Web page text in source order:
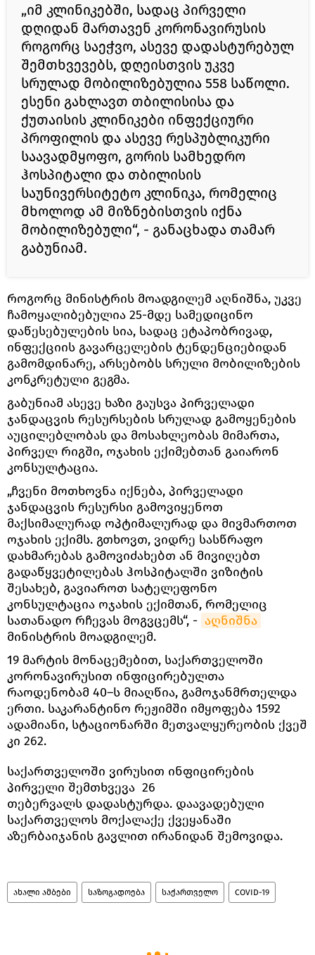
„იმ კლინიკებში, სადაც პირველი
დღიდან მართავენ კორონავირუსის
როგორც საეჭვო, ასევე დადასტურებულ
შემთხვევებს, დღეისთვის უკვე
სრულად მობილიზებულია 558 საწოლი.
ესენი გახლავთ თბილისისა და
ქუთაისის კლინიკები ინფექციური
პროფილის და ასევე რესპუბლიკური
საავადმყოფო, გორის სამხედრო
ჰოსპიტალი და თბილისის
საუნივერსიტეტო კლინიკა, რომელიც
მხოლოდ ამ მიზნებისთვის იქნა
მობილიზებული“, - განაცხადა თამარ
გაბუნიამ.
როგორც მინისტრის მოადგილემ აღნიშნა, უკვე
ჩამოყალიბებულია 25-მდე სამედიცინო
დაწესებულების სია, სადაც ეტაპობრივად,
ინფექციის გავარცელების ტენდენციებიდან
გამომდინარე, არსებობს სრული მობილიზების
კონკრეტული გეგმა.
გაბუნიამ ასევე ხაზი გაუსვა პირველადი
ჯანდაცვის რესურსების სრულად გამოყენების
აუცილებლობას და მოსახლეობას მიმართა,
პირველ რიგში, ოჯახის ექიმებთან გაიარონ
კონსულტაცია.
„ჩვენი მოთხოვნა იქნება, პირველადი
ჯანდაცვის რესურსი გამოვიყენოთ
მაქსიმალურად ოპტიმალურად და მივმართოთ
ოჯახის ექიმს. გთხოვთ, ვიდრე სასწრაფო
დახმარებას გამოვიძახებთ ან მივიღებთ
გადაწყვეტილებას ჰოსპიტალში ვიზიტის
შესახებ, გავიაროთ სატელეფონო
კონსულტაცია ოჯახის ექიმთან, რომელიც
სათანადო რჩევას მოგვცემს“, - აღნიშნა
მინისტრის მოადგილემ.
19 მარტის მონაცემებით, საქართველოში
კორონავირუსით ინფიცირებულთა
რაოდენობამ 40–ს მიაღწია, გამოჯანმრთელდა
ერთი. საკარანტინო რეჟიმში იმყოფება 1592
ადამიანი, სტაციონარში მეთვალყურეობის ქვეშ
კი 262.
საქართველოში ვირუსით ინფიცირების
პირველი შემთხვევა 26
თებერვალს დადასტურდა. დაავადებული
საქართველოს მოქალაქე ქვეყანაში
აზერბაიჯანის გავლით ირანიდან შემოვიდა.
ახალი ამბები საზოგადოება საქართველო COVID-19